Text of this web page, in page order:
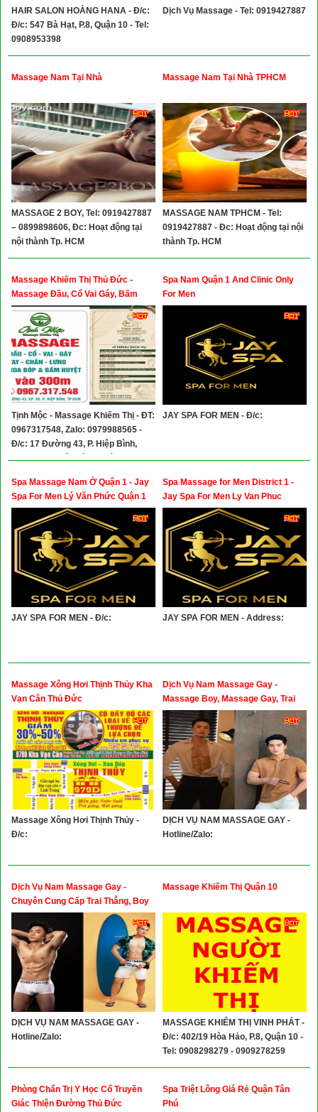
HAIR SALON HOÀNG HANA - Đ/c:
Đ/c: 547 Bà Hạt, P.8, Quận 10 - Tel:
0908953398
Dịch Vụ Massage - Tel: 0919427887
Massage Nam Tại Nhà
MASSAGE 2 BOY, Tel: 0919427887
– 0899898606, Đc: Hoạt động tại
nội thành Tp. HCM
Massage Nam Tại Nhà TPHCM
MASSAGE NAM TPHCM - Tel:
0919427887 - Đc: Hoạt động tại nội
thành Tp. HCM
Massage Khiếm Thị Thủ Đức -
Massage Đầu, Cổ Vai Gáy, Bấm
Huyệt Thư Giãn
Tịnh Mộc - Massage Khiếm Thị - ĐT:
0967317548, Zalo: 0979988565 -
Đ/c: 17 Đường 43, P. Hiệp Bình,
TP.HCM (P. Hiệp Bình Chánh, TP.
Spa Nam Quận 1 And Clinic Only
For Men
JAY SPA FOR MEN - Đ/c:
Spa Massage Nam Ở Quận 1 - Jay
Spa For Men Lý Văn Phức Quận 1
JAY SPA FOR MEN - Đ/c:
Spa Massage for Men District 1 -
Jay Spa For Men Ly Van Phuc
District 1
JAY SPA FOR MEN - Address:
Massage Xông Hơi Thịnh Thủy Kha
Vạn Cân Thủ Đức
Massage Xông Hơi Thịnh Thủy -
Đ/c:
Dịch Vụ Nam Massage Gay -
Massage Boy, Massage Gay, Trai
Bao, Trai Gọi, Trai Ngành, Call Boy
DỊCH VỤ NAM MASSAGE GAY -
Hotline/Zalo:
Dịch Vụ Nam Massage Gay -
Chuyên Cung Cấp Trai Thẳng, Boy
Gym, Hotboy Vip, Model Phục Vụ
Tại Nhà Hoặc Khách Sạn, Trai Gọi,
Trai Gọi Sài Gòn, Trai Bao Sài Gòn,
Trai Đi Khách, Boy Đi Nhanh
DỊCH VỤ NAM MASSAGE GAY -
Hotline/Zalo:
Massage Khiếm Thị Quận 10
MASSAGE KHIẾM THỊ VINH PHÁT -
Đ/c: 402/19 Hòa Hảo, P.8, Quận 10 -
Tel: 0908298279 - 0909278259
Phòng Chẩn Trị Y Học Cổ Truyền
Giác Thiện Đường Thủ Đức
Spa Triệt Lông Giá Rẻ Quận Tân
Phú